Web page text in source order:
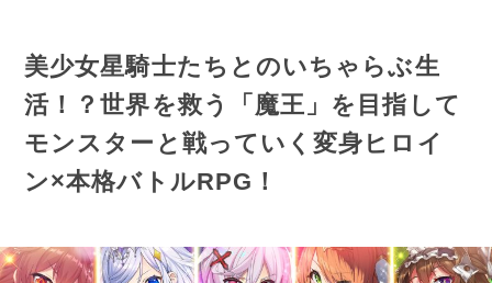
美少女星騎士たちとのいちゃらぶ生
活！？世界を救う「魔王」を目指して
モンスターと戦っていく変身ヒロイ
ン×本格バトルRPG！